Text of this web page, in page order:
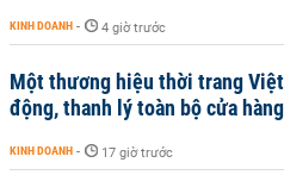
KINH DOANH - 4 giờ trước
Một thương hiệu thời trang
động, thanh lý toàn bộ cửa hàng
KINH DOANH - 17 giờ trước